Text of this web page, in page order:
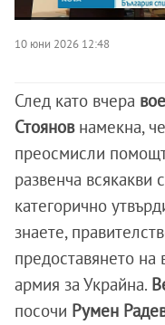
10 юни 2026 12:48
След като вчера
Стоянов намекна,
преосмисли
развенча всякакви
категорично
знаете,
предоставянето на
армия за Украйна.
посочи Румен